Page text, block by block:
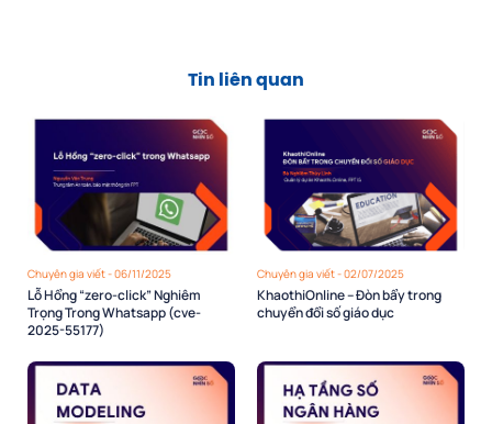
Tin liên quan
Chuyên gia viết - 06/11/2025
Lỗ Hổng “zero-click” Nghiêm
Trọng Trong Whatsapp (cve-
2025-55177)
Chuyên gia viết - 02/07/2025
KhaothiOnline – Đòn bẩy trong
chuyển đổi số giáo dục